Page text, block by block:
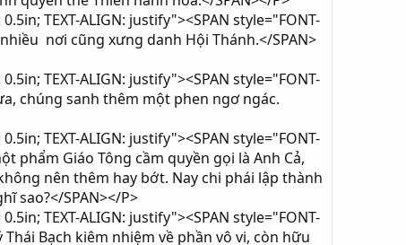
TEXT-ALIGN: justify"><SPAN style="FONT-
nơi cũng xưng danh Hội Thánh.</SPAN>
TEXT-ALIGN: justify"><SPAN style="FONT-
chúng sanh thêm một phen ngơ ngác.
TEXT-ALIGN: justify"><SPAN style="FONT-
phẩm Giáo Tông cầm quyền gọi là Anh Cả,
nên thêm hay bớt. Nay chi phái lập thành
sao?</SPAN></P>
TEXT-ALIGN: justify"><SPAN style="FONT-
Thái Bạch kiêm nhiệm về phần vô vi, còn hữu